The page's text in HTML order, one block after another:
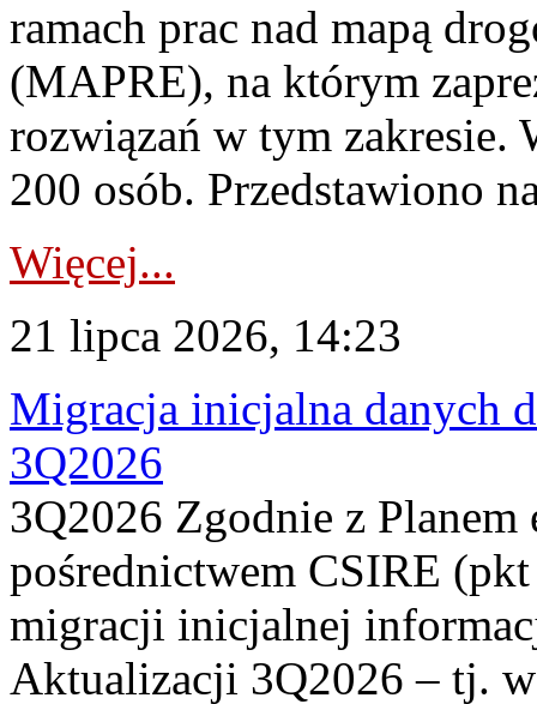
ramach prac nad mapą
(MAPRE), na którym
rozwiązań w tym zakresie.
200 osób. Przedstawiono
Więcej...
21 lipca 2026, 14:23
Migracja inicjalna danych
3Q2026
3Q2026 Zgodnie z
pośrednictwem CSIRE
migracji inicjalnej
Aktualizacji 3Q2026 – tj.